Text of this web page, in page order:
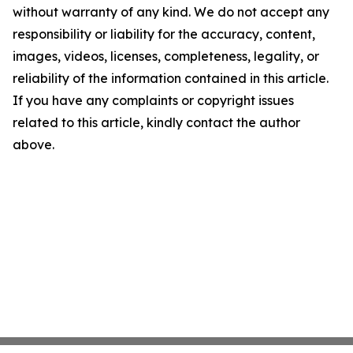
without warranty of any kind. We do not accept any
responsibility or liability for the accuracy, content,
images, videos, licenses, completeness, legality, or
reliability of the information contained in this article.
If you have any complaints or copyright issues
related to this article, kindly contact the author
above.